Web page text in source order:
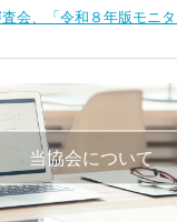
会、「令和８年版モニ
当協会について